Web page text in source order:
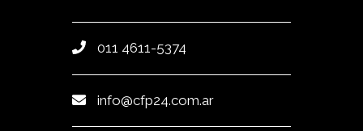
011 4611-5374
info@cfp24.com.ar